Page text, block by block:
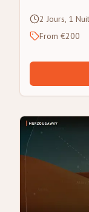
2 Jours, 1 Nuit
From €200